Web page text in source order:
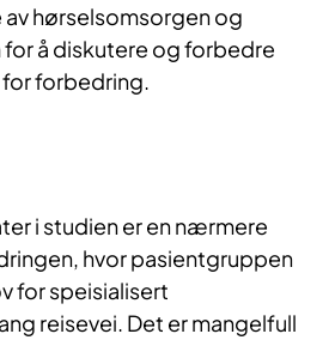
hørselsomsorgen og
å diskutere og forbedre
forbedring.
i studien er en nærmere
hvor pasientgruppen
for speisialisert
reisevei. Det er mangelfull